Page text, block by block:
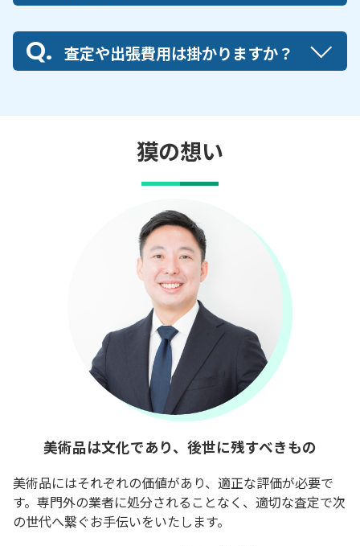
査定や出張費用は掛かりますか？
獏の想い
美術品は文化であり、後世に残すべきもの
美術品にはそれぞれの価値があり、適正な評価が必要で
す。専門外の業者に処分されることなく、適切な査定で次
の世代へ繋ぐお手伝いをいたします。